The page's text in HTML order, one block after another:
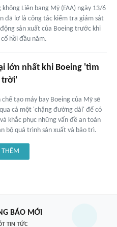
không Liên bang Mỹ (FAA) ngày 13/6
đã lơ là công tác kiểm tra giám sát
sản xuất của Boeing trước khi
hồi đầu năm.
lớn nhất khi Boeing 'tìm
trời'
chế tạo máy bay Boeing của Mỹ sẽ
cả một 'chặng đường dài' để có
khắc phục những vấn đề an toàn
bộ quá trình sản xuất và bảo trì.
THÊM
BÁO MỚI
TIN TỨC